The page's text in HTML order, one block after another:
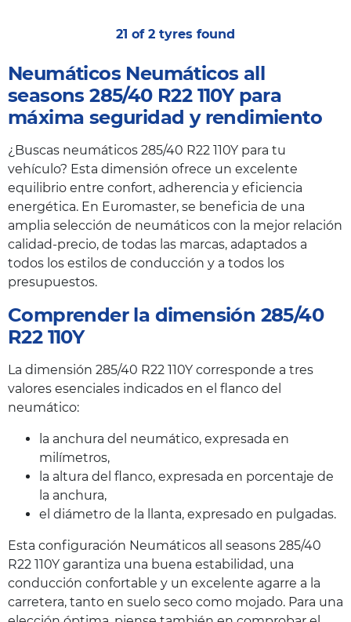
21 of 2 tyres found
Neumáticos Neumáticos all
seasons 285/40 R22 110Y para
máxima seguridad y rendimiento
¿Buscas neumáticos 285/40 R22 110Y para tu
vehículo? Esta dimensión ofrece un excelente
equilibrio entre confort, adherencia y eficiencia
energética. En Euromaster, se beneficia de una
amplia selección de neumáticos con la mejor relación
calidad-precio, de todas las marcas, adaptados a
todos los estilos de conducción y a todos los
presupuestos.
Comprender la dimensión 285/40
R22 110Y
La dimensión 285/40 R22 110Y corresponde a tres
valores esenciales indicados en el flanco del
neumático:
la anchura del neumático, expresada en
milímetros,
la altura del flanco, expresada en porcentaje de
la anchura,
el diámetro de la llanta, expresado en pulgadas.
Esta configuración Neumáticos all seasons 285/40
R22 110Y garantiza una buena estabilidad, una
conducción confortable y un excelente agarre a la
carretera, tanto en suelo seco como mojado. Para una